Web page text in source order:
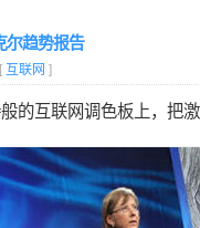
尔趋势报告
互联网 ]
的互联网调色板上，把